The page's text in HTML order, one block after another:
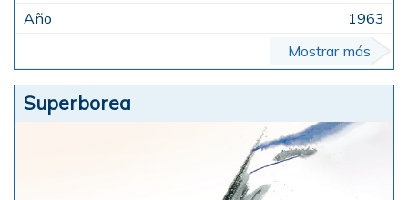
1963
Mostrar más
Superborea